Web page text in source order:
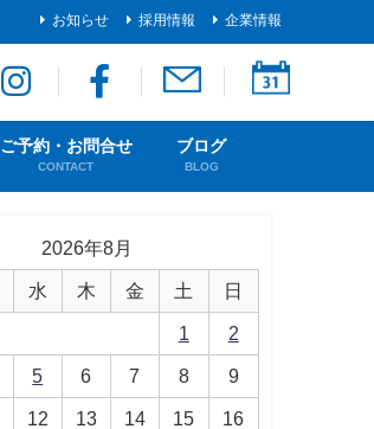
お知らせ 採用情報 企業情報
ご予約・お問合せ
CONTACT
ブログ
BLOG
2026年8月
水 木 金 土 日
1 2
5 6 7 8 9
12 13 14 15 16